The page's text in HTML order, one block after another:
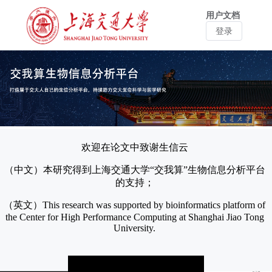
用户文档
登录
欢迎在论文中致谢生信云
（中文）本研究得到上海交通大学“交我算”生物信息分析平台
的支持；
（英文）This research was supported by bioinformatics platform of
the Center for High Performance Computing at Shanghai Jiao Tong
University.